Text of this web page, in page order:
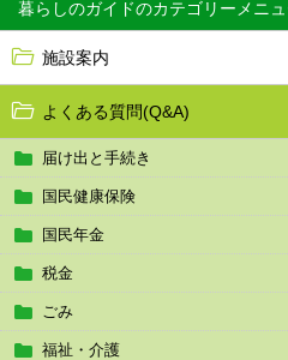
暮らしのガイド
施設案内
よくある質問(Q&A)
届け出と手続き
国民健康保険
国民年金
税金
ごみ
福祉・介護